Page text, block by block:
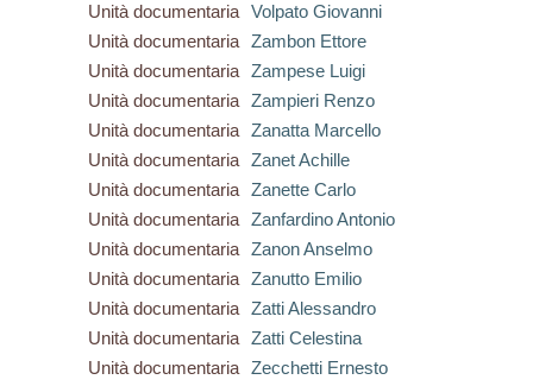
Unità documentaria
Volpato Giovanni
Unità documentaria
Zambon Ettore
Unità documentaria
Zampese Luigi
Unità documentaria
Zampieri Renzo
Unità documentaria
Zanatta Marcello
Unità documentaria
Zanet Achille
Unità documentaria
Zanette Carlo
Unità documentaria
Zanfardino Antonio
Unità documentaria
Zanon Anselmo
Unità documentaria
Zanutto Emilio
Unità documentaria
Zatti Alessandro
Unità documentaria
Zatti Celestina
Unità documentaria
Zecchetti Ernesto